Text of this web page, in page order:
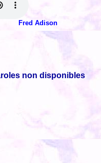
Fred Adison
non disponibles